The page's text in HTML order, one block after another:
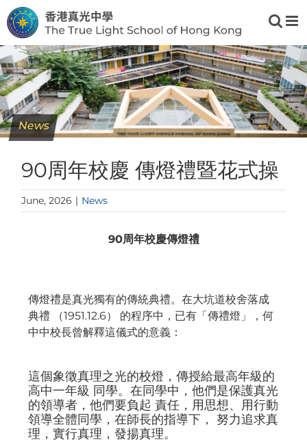
Skip
to
content
News
90周年校慶 傳燈禮暨花式操
June, 2026 | News
90周年校慶傳燈禮
傳燈禮是真光獨有的傳統典禮。在大坑道校舍落成
典禮 （1951.12.6） 的程序中，已有「傳禮燈」，何
中中校長曾解釋這儀式的意義：
這個象徵真理之光的校燈，傳授給最高年級的
高中一年級 同學。在同學中，他們是保護真光
的領導者，他們要負起 責任，用思想、用行動
領導全體同學，在師長的指導下， 努力追求真
理，實行真理，發揚真理。